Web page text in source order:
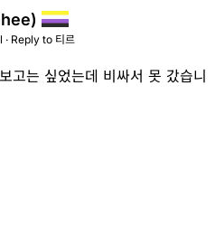
· Reply to 티르
고는 싶었는데 비싸서 못 갔습니